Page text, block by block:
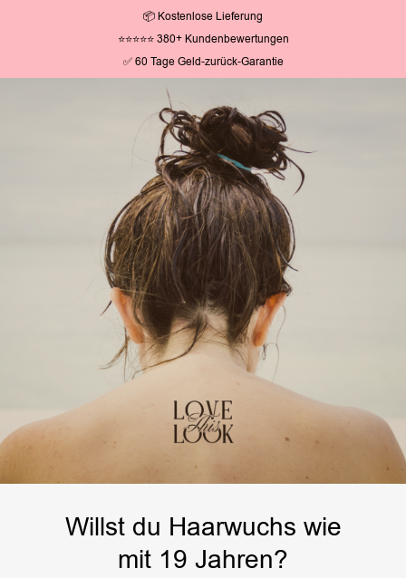
📦 Kostenlose Lieferung
⭐⭐⭐⭐⭐ 380+ Kundenbewertungen
✅ 60 Tage Geld-zurück-Garantie
Willst du Haarwuchs wie
mit 19 Jahren?